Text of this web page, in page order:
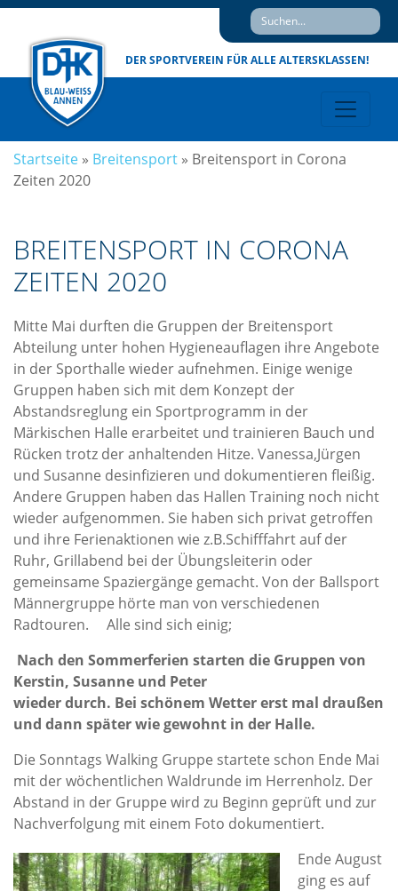
DER SPORTVEREIN FÜR ALLE ALTERSKLASSEN!
Startseite » Breitensport » Breitensport in Corona
Zeiten 2020
BREITENSPORT IN CORONA
ZEITEN 2020
Mitte Mai durften die Gruppen der Breitensport
Abteilung unter hohen Hygieneauflagen ihre Angebote
in der Sporthalle wieder aufnehmen. Einige wenige
Gruppen haben sich mit dem Konzept der
Abstandsreglung ein Sportprogramm in der
Märkischen Halle erarbeitet und trainieren Bauch und
Rücken trotz der anhaltenden Hitze. Vanessa,Jürgen
und Susanne desinfizieren und dokumentieren fleißig.
Andere Gruppen haben das Hallen Training noch nicht
wieder aufgenommen. Sie haben sich privat getroffen
und ihre Ferienaktionen wie z.B.Schifffahrt auf der
Ruhr, Grillabend bei der Übungsleiterin oder
gemeinsame Spaziergänge gemacht. Von der Ballsport
Männergruppe hörte man von verschiedenen
Radtouren. Alle sind sich einig;
Nach den Sommerferien starten die Gruppen von
Kerstin, Susanne und Peter
wieder durch. Bei schönem Wetter erst mal draußen
und dann später wie gewohnt in der Halle.
Die Sonntags Walking Gruppe startete schon Ende Mai
mit der wöchentlichen Waldrunde im Herrenholz. Der
Abstand in der Gruppe wird zu Beginn geprüft und zur
Nachverfolgung mit einem Foto dokumentiert.
Ende August
ging es auf